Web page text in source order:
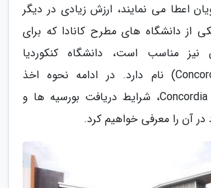
اعطا می نمایند، ارزش زیادی در دیگر
از دانشگاه های مطرح کانادا که برای
نیز مناسب است، دانشگاه کنکوردیا
(Concordia University) نام دارد. در ادامه نحوه اخذ
پذیرش دانشگاه Concordia، شرایط دریافت بورسیه ها و
آن را معرفی خواهیم کرد.